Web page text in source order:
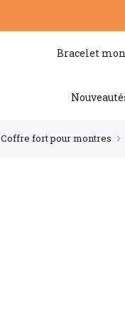
Bracelet
Coffre fort pour montres